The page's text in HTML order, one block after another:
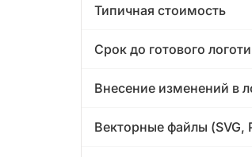
Типичная стоимость
Срок до готового
Внесение изменений в
Векторные файлы (SVG,